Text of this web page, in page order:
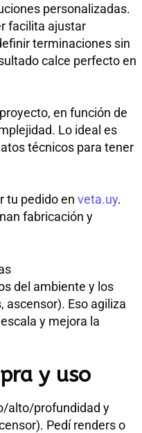
personalizadas.
facilita ajustar
terminaciones sin
calce perfecto en
en función de
Lo ideal es
técnicos para tener
tu pedido en veta.uy.
fabricación y
del ambiente y los
ascensor). Eso agiliza
y mejora la
y uso
alto/profundidad y
Pedí renders o